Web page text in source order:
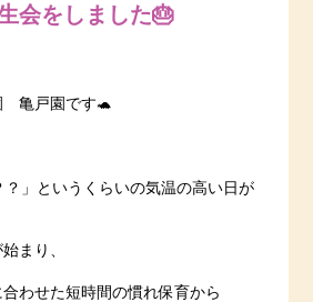
会をしました🎂
亀戸園です🐢
？」というくらいの気温の高い日が
まり、
わせた短時間の慣れ保育から